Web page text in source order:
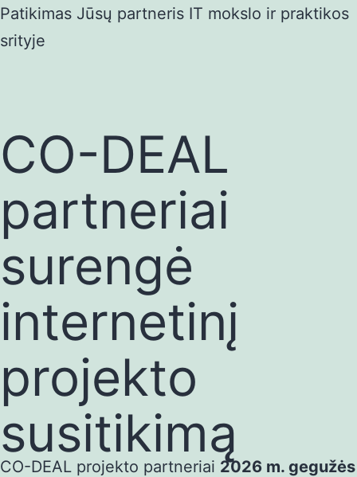
Eiti
prie
Patikimas Jūsų partneris IT mokslo ir praktikos
srityje
CO-DEAL
partneriai
surengė
internetinį
projekto
susitikimą
CO-DEAL projekto partneriai 2026 m. gegužės